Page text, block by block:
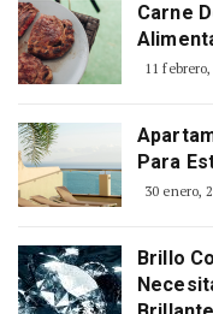
Carne
11
Para
30 enero,
Brillo